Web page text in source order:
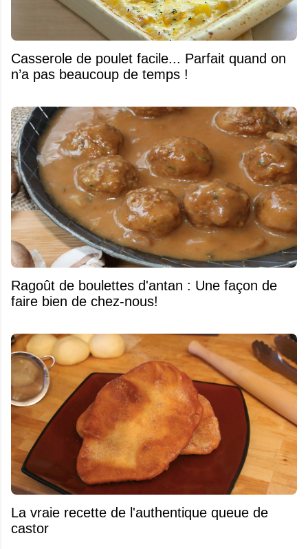
Casserole de poulet facile... Parfait quand on
n’a pas beaucoup de temps !
Ragoût de boulettes d'antan : Une façon de
faire bien de chez-nous!
La vraie recette de l'authentique queue de
castor